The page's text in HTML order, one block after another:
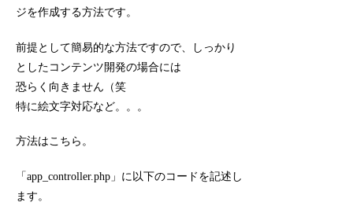
ジを作成する方法です。
前提として簡易的な方法ですので、しっかり
としたコンテンツ開発の場合には
恐らく向きません（笑
特に絵文字対応など。。。
方法はこちら。
「app_controller.php」に以下のコードを記述し
ます。